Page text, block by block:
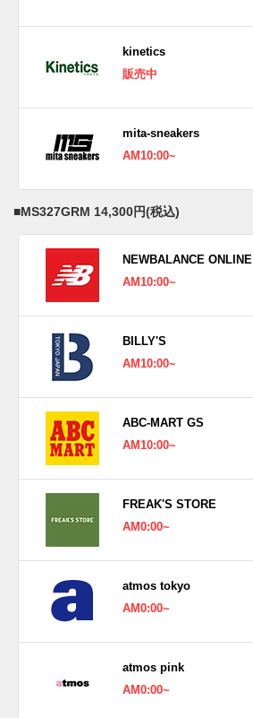
kinetics
販売中
mita-sneakers
AM10:00~
■MS327GRM 14,300円(税込)
NEWBALANCE ONLINE
AM10:00~
BILLY'S
AM10:00~
ABC-MART GS
AM10:00~
FREAK'S STORE
AM0:00~
atmos tokyo
AM0:00~
atmos pink
AM0:00~